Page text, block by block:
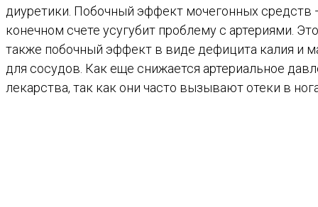
диуретики. Побочный эффект мочегонных средств
конечном счете усугубит проблему с артериями.
также побочный эффект в виде дефицита калия и
для сосудов. Как еще снижается артериальное
лекарства, так как они часто вызывают отеки в